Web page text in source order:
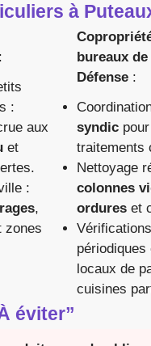
à
:
:
aux
et
:
,
zones
bureaux de
Défense :
syndic
traitements
Nettoyage
colonnes
ordures et
Vérifications
périodiques
locaux de
cuisines
éviter”